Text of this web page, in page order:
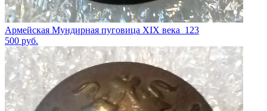
Армейская Мундирная пуговица XIX века_123
500 руб.